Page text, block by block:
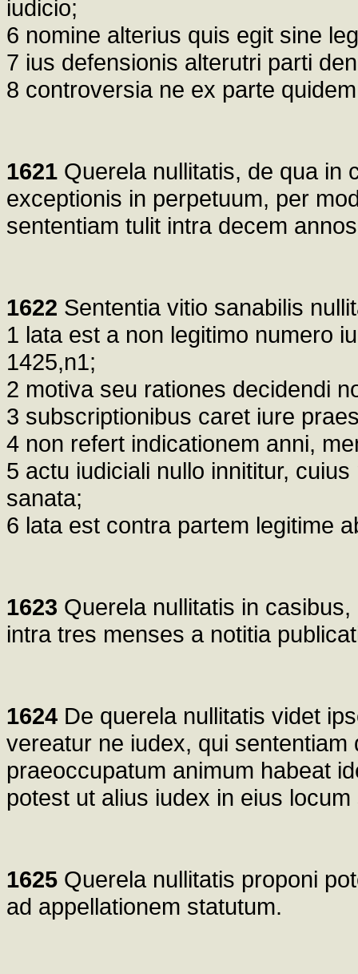
iudicio;
6 nomine alterius quis egit sine
7 ius defensionis alterutri parti
8 controversia ne ex parte
1621 Querela nullitatis, de qua in
exceptionis in perpetuum, per
sententiam tulit intra decem
1622 Sententia vitio sanabilis
1 lata est a non legitimo numero
1425,n1;
2 motiva seu rationes decidendi
3 subscriptionibus caret iure
4 non refert indicationem anni,
5 actu iudiciali nullo innititur,
sanata;
6 lata est contra partem legitime
1623 Querela nullitatis in
intra tres menses a notitia
1624 De querela nullitatis videt
vereatur ne iudex, qui
praeoccupatum animum habeat
potest ut alius iudex in eius
1625 Querela nullitatis proponi
ad appellationem statutum.